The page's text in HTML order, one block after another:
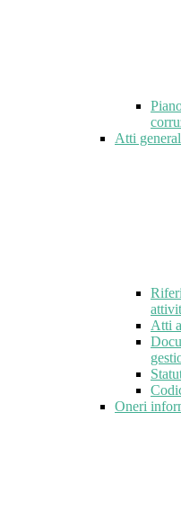
Atti
Atti
Oneri